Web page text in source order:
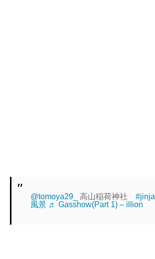
@tomoya29_ 高山稲荷神社#jinja
風景 ♬ Gasshow(Part 1) – illion